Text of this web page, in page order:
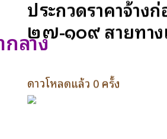
ลาง
ประกวดราคาจ้า
๒๗-๑๐๙ สายทาง
ดาวโหลดแล้ว 0 ครั้ง